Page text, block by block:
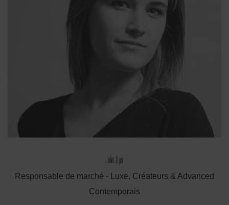
Juliet Dyer
Responsable de marché - Luxe, Créateurs & Advanced
Contemporais